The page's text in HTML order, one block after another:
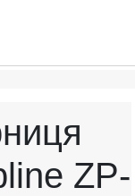
ZP-